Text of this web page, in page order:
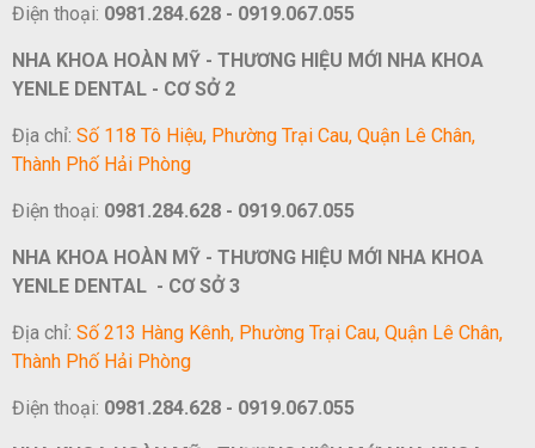
Điện thoại: 0981.284.628 - 0919.067.055
NHA KHOA HOÀN MỸ - THƯƠNG HIỆU MỚI NHA KHOA
YENLE DENTAL - CƠ SỞ 2
Địa chỉ: Số 118 Tô Hiệu, Phường Trại Cau, Quận Lê Chân,
Thành Phố Hải Phòng
Điện thoại: 0981.284.628 - 0919.067.055
NHA KHOA HOÀN MỸ - THƯƠNG HIỆU MỚI NHA KHOA
YENLE DENTAL - CƠ SỞ 3
Địa chỉ: Số 213 Hàng Kênh, Phường Trại Cau, Quận Lê Chân,
Thành Phố Hải Phòng
Điện thoại: 0981.284.628 - 0919.067.055